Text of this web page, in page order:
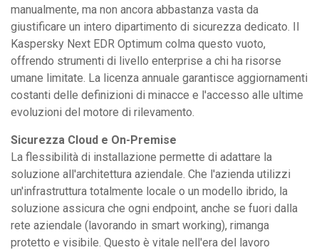
manualmente, ma non ancora abbastanza vasta da
giustificare un intero dipartimento di sicurezza dedicato. Il
Kaspersky Next EDR Optimum colma questo vuoto,
offrendo strumenti di livello enterprise a chi ha risorse
umane limitate. La licenza annuale garantisce aggiornamenti
costanti delle definizioni di minacce e l'accesso alle ultime
evoluzioni del motore di rilevamento.
Sicurezza Cloud e On-Premise
La flessibilità di installazione permette di adattare la
soluzione all'architettura aziendale. Che l'azienda utilizzi
un'infrastruttura totalmente locale o un modello ibrido, la
soluzione assicura che ogni endpoint, anche se fuori dalla
rete aziendale (lavorando in smart working), rimanga
protetto e visibile. Questo è vitale nell'era del lavoro